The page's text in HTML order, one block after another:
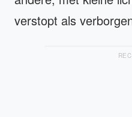
verstopt als